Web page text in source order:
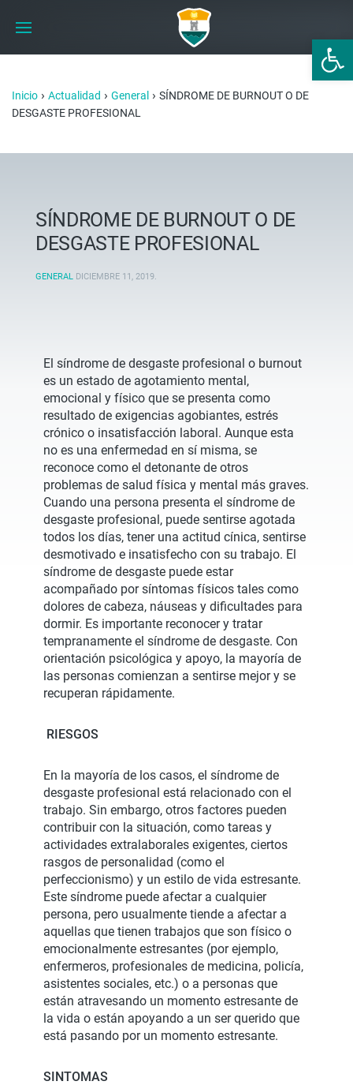
Abrir
Inicio › Actualidad › General › SÍNDROME DE BURNOUT O DE
DESGASTE PROFESIONAL
SÍNDROME DE BURNOUT O DE
DESGASTE PROFESIONAL
GENERAL DICIEMBRE 11, 2019.
El síndrome de desgaste profesional o burnout
es un estado de agotamiento mental,
emocional y físico que se presenta como
resultado de exigencias agobiantes, estrés
crónico o insatisfacción laboral. Aunque esta
no es una enfermedad en sí misma, se
reconoce como el detonante de otros
problemas de salud física y mental más graves.
Cuando una persona presenta el síndrome de
desgaste profesional, puede sentirse agotada
todos los días, tener una actitud cínica, sentirse
desmotivado e insatisfecho con su trabajo. El
síndrome de desgaste puede estar
acompañado por síntomas físicos tales como
dolores de cabeza, náuseas y dificultades para
dormir. Es importante reconocer y tratar
tempranamente el síndrome de desgaste. Con
orientación psicológica y apoyo, la mayoría de
las personas comienzan a sentirse mejor y se
recuperan rápidamente.
RIESGOS
En la mayoría de los casos, el síndrome de
desgaste profesional está relacionado con el
trabajo. Sin embargo, otros factores pueden
contribuir con la situación, como tareas y
actividades extralaborales exigentes, ciertos
rasgos de personalidad (como el
perfeccionismo) y un estilo de vida estresante.
Este síndrome puede afectar a cualquier
persona, pero usualmente tiende a afectar a
aquellas que tienen trabajos que son físico o
emocionalmente estresantes (por ejemplo,
enfermeros, profesionales de medicina, policía,
asistentes sociales, etc.) o a personas que
están atravesando un momento estresante de
la vida o están apoyando a un ser querido que
está pasando por un momento estresante.
SINTOMAS